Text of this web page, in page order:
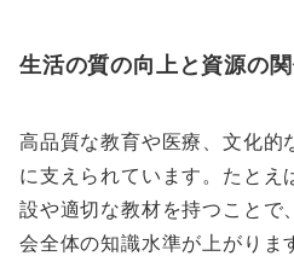
生活の質の向上と資源の
高品質な教育や医療、文化的
に支えられています。たとえ
設や適切な教材を持つことで
会全体の知識水準が上がりま